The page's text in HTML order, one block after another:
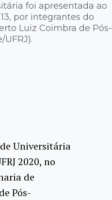
foi apresentada ao
por integrantes do
Luiz Coimbra de Pós-
Universitária
2020, no
de
Pós-